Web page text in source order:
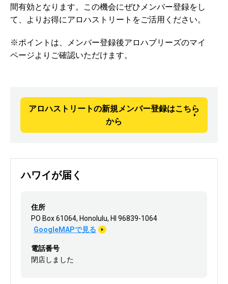
間有効となります。この機会にぜひメンバー登録をし
て、よりお得にアロハストリートをご活用ください。
※ポイントは、メンバー登録後アロハブリーズのマイ
ページよりご確認いただけます。
アロハストリートの新規メンバー登録はこちら
から
ハワイが届く
住所
PO Box 61064, Honolulu, HI 96839-1064
GoogleMAPで見る
電話番号
閉店しました